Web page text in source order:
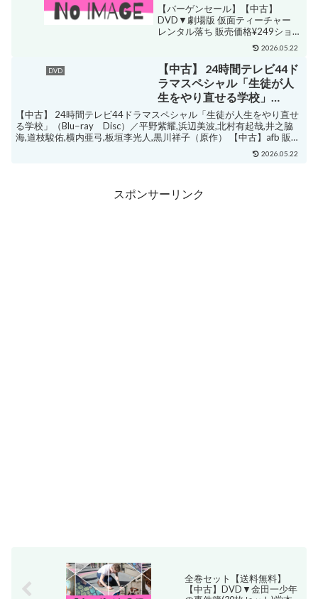
【バーゲンセール】【中古】
DVD▼劇場版 仮面ティーチャー
レンタル落ち 販売価格¥249ショッ
プ名遊ING 楽天市場店ジャンルア
クション購入する ・藤ヶ谷太輔・
菊池風磨・ジェシー・塚田僚一・
小瀧望・岸優太・京本大我・佐久
間大介・阿部亮平 ...
2026.05.22
DVD
【中古】 24時間テレビ44ド
ラマスペシャル「生徒が人
生をやり直せる学校」
（Blu−ray Disc）／平野紫
耀,浜辺美波,北村有起哉,井
之脇海,道枝駿佑,横内亜弓,
板垣李光人,黒川祥子（原
【中古】 24時間テレビ44ドラマスペシャル「生徒が人生をやり直せ
る学校」（Blu−ray Disc）／平野紫耀,浜辺美波,北村有起哉,井之脇
海,道枝駿佑,横内亜弓,板垣李光人,黒川祥子（原作） 【中古】afb 販売
2026.05.22
スポンサーリンク
全巻セット【送料無料】
【中古】DVD▼金田一少年